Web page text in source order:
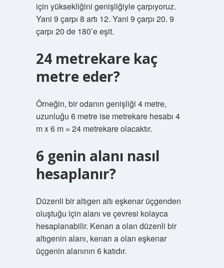
için yüksekliğini genişliğiyle çarpıyoruz.
Yani 9 çarpı 8 artı 12. Yani 9 çarpı 20. 9
çarpı 20 de 180’e eşit.
24 metrekare kaç
metre eder?
Örneğin, bir odanın genişliği 4 metre,
uzunluğu 6 metre ise metrekare hesabı 4
m x 6 m = 24 metrekare olacaktır.
6 genin alanı nasıl
hesaplanır?
Düzenli bir altıgen altı eşkenar üçgenden
oluştuğu için alanı ve çevresi kolayca
hesaplanabilir. Kenarı a olan düzenli bir
altıgenin alanı, kenarı a olan eşkenar
üçgenin alanının 6 katıdır.